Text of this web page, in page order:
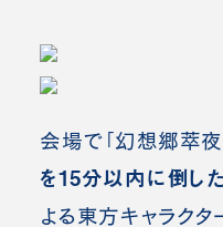
会場で「幻想郷萃夜
を15分以内に倒し
よる東方キャラクタ